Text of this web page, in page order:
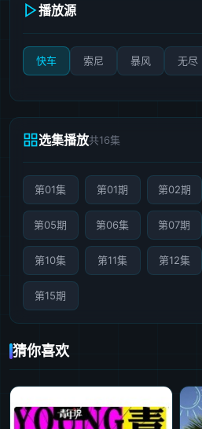
播放源
快车 索尼 暴风 无尽
选集播放共16集
第01集 第01期 第02期
第05期 第06集 第07期
第10集 第11集 第12集
第15期
猜你喜欢